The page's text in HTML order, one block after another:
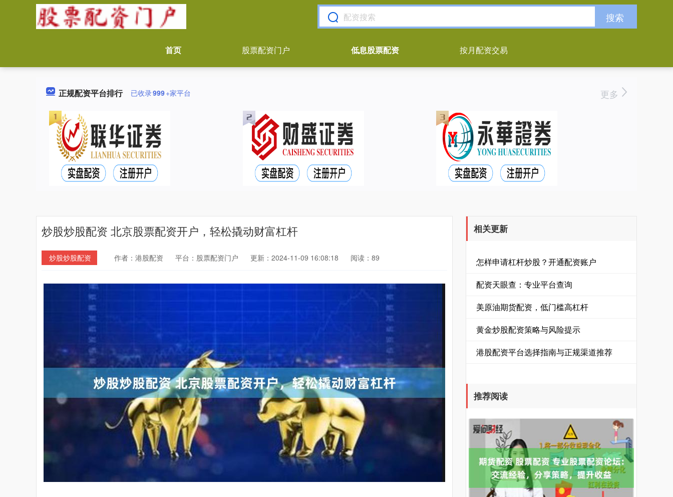
搜索
首页 股票配资门户 低息股票配资 按月配资交易
正规配资平台排行 已收录999+家平台 更多
炒股炒股配资 北京股票配资开户，轻松撬动财富杠杆
炒股炒股配资 作者：港股配资 平台：股票配资门户 更新：2024-11-09 16:08:18 阅读：89
相关更新
怎样申请杠杆炒股？开通配资账户
配资天眼查：专业平台查询
美原油期货配资，低门槛高杠杆
黄金炒股配资策略与风险提示
港股配资平台选择指南与正规渠道推荐
推荐阅读